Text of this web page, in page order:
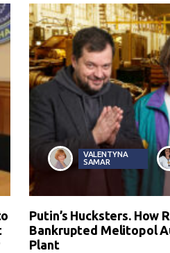
VALENTYNA
SAMAR
Putin’s Hucksters. How
Bankrupted Melitopol
Plant